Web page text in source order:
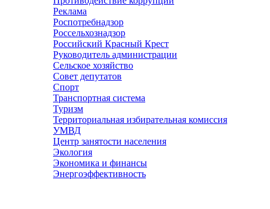
Реклама
Роспотребнадзор
Россельхознадзор
Российский Красный Крест
Руководитель администрации
Сельское хозяйство
Совет депутатов
Спорт
Транспортная система
Туризм
Территориальная избирательная комиссия
УМВД
Центр занятости населения
Экология
Экономика и финансы
Энергоэффективность